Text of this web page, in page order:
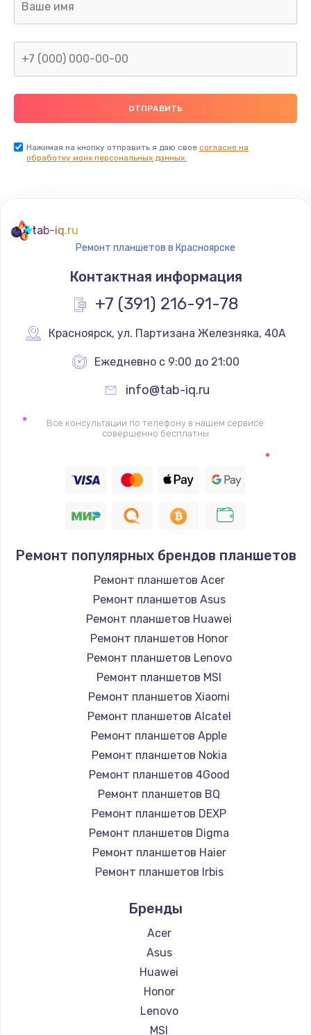
2000 руб.
Ремонт пищалок(твитеров)
900 руб.
Заказать
1795 руб.
Заказать
Ремонт разъема питания
1120 руб.
Заказать
Замена видеочипа
910 руб.
Заказать
Ремонт подсветки
1150 руб.
Заказать
Настройка ОС
1320 руб.
Чистка от пыли
Заказать
Заказать
Установка драйверов
875 руб.
Заказать
1490 руб.
Заказать
Нажимая на кнопку отправить я даю свое согласие на
обработку моих персональных данных.
tab-iq.ru
Ремонт планшетов в Красноярске
Контактная информация
+7 (391) 216-91-78
Красноярск, ул. Партизана Железняка, 40А
Ежедневно с 9:00 до 21:00
info@tab-iq.ru
Все консультации по телефону в нашем сервисе
совершенно бесплатны
Ремонт популярных брендов планшетов
Ремонт планшетов Acer
Ремонт планшетов Asus
Ремонт планшетов Huawei
Ремонт планшетов Honor
Ремонт планшетов Lenovo
Ремонт планшетов MSI
Ремонт планшетов Xiaomi
Ремонт планшетов Alcatel
Ремонт планшетов Apple
Ремонт планшетов Nokia
Ремонт планшетов 4Good
Ремонт планшетов BQ
Ремонт планшетов DEXP
Ремонт планшетов Digma
Ремонт планшетов Haier
Ремонт планшетов Irbis
Ремонт планшетов Microsoft
Ремонт планшетов BlackView
Ремонт планшетов Amazon
Ремонт планшетов Aquarius
Ремонт планшетов Philips
Ремонт планшетов Dell
Ремонт планшетов HP
Бренды
Acer
Asus
Huawei
Honor
Lenovo
MSI